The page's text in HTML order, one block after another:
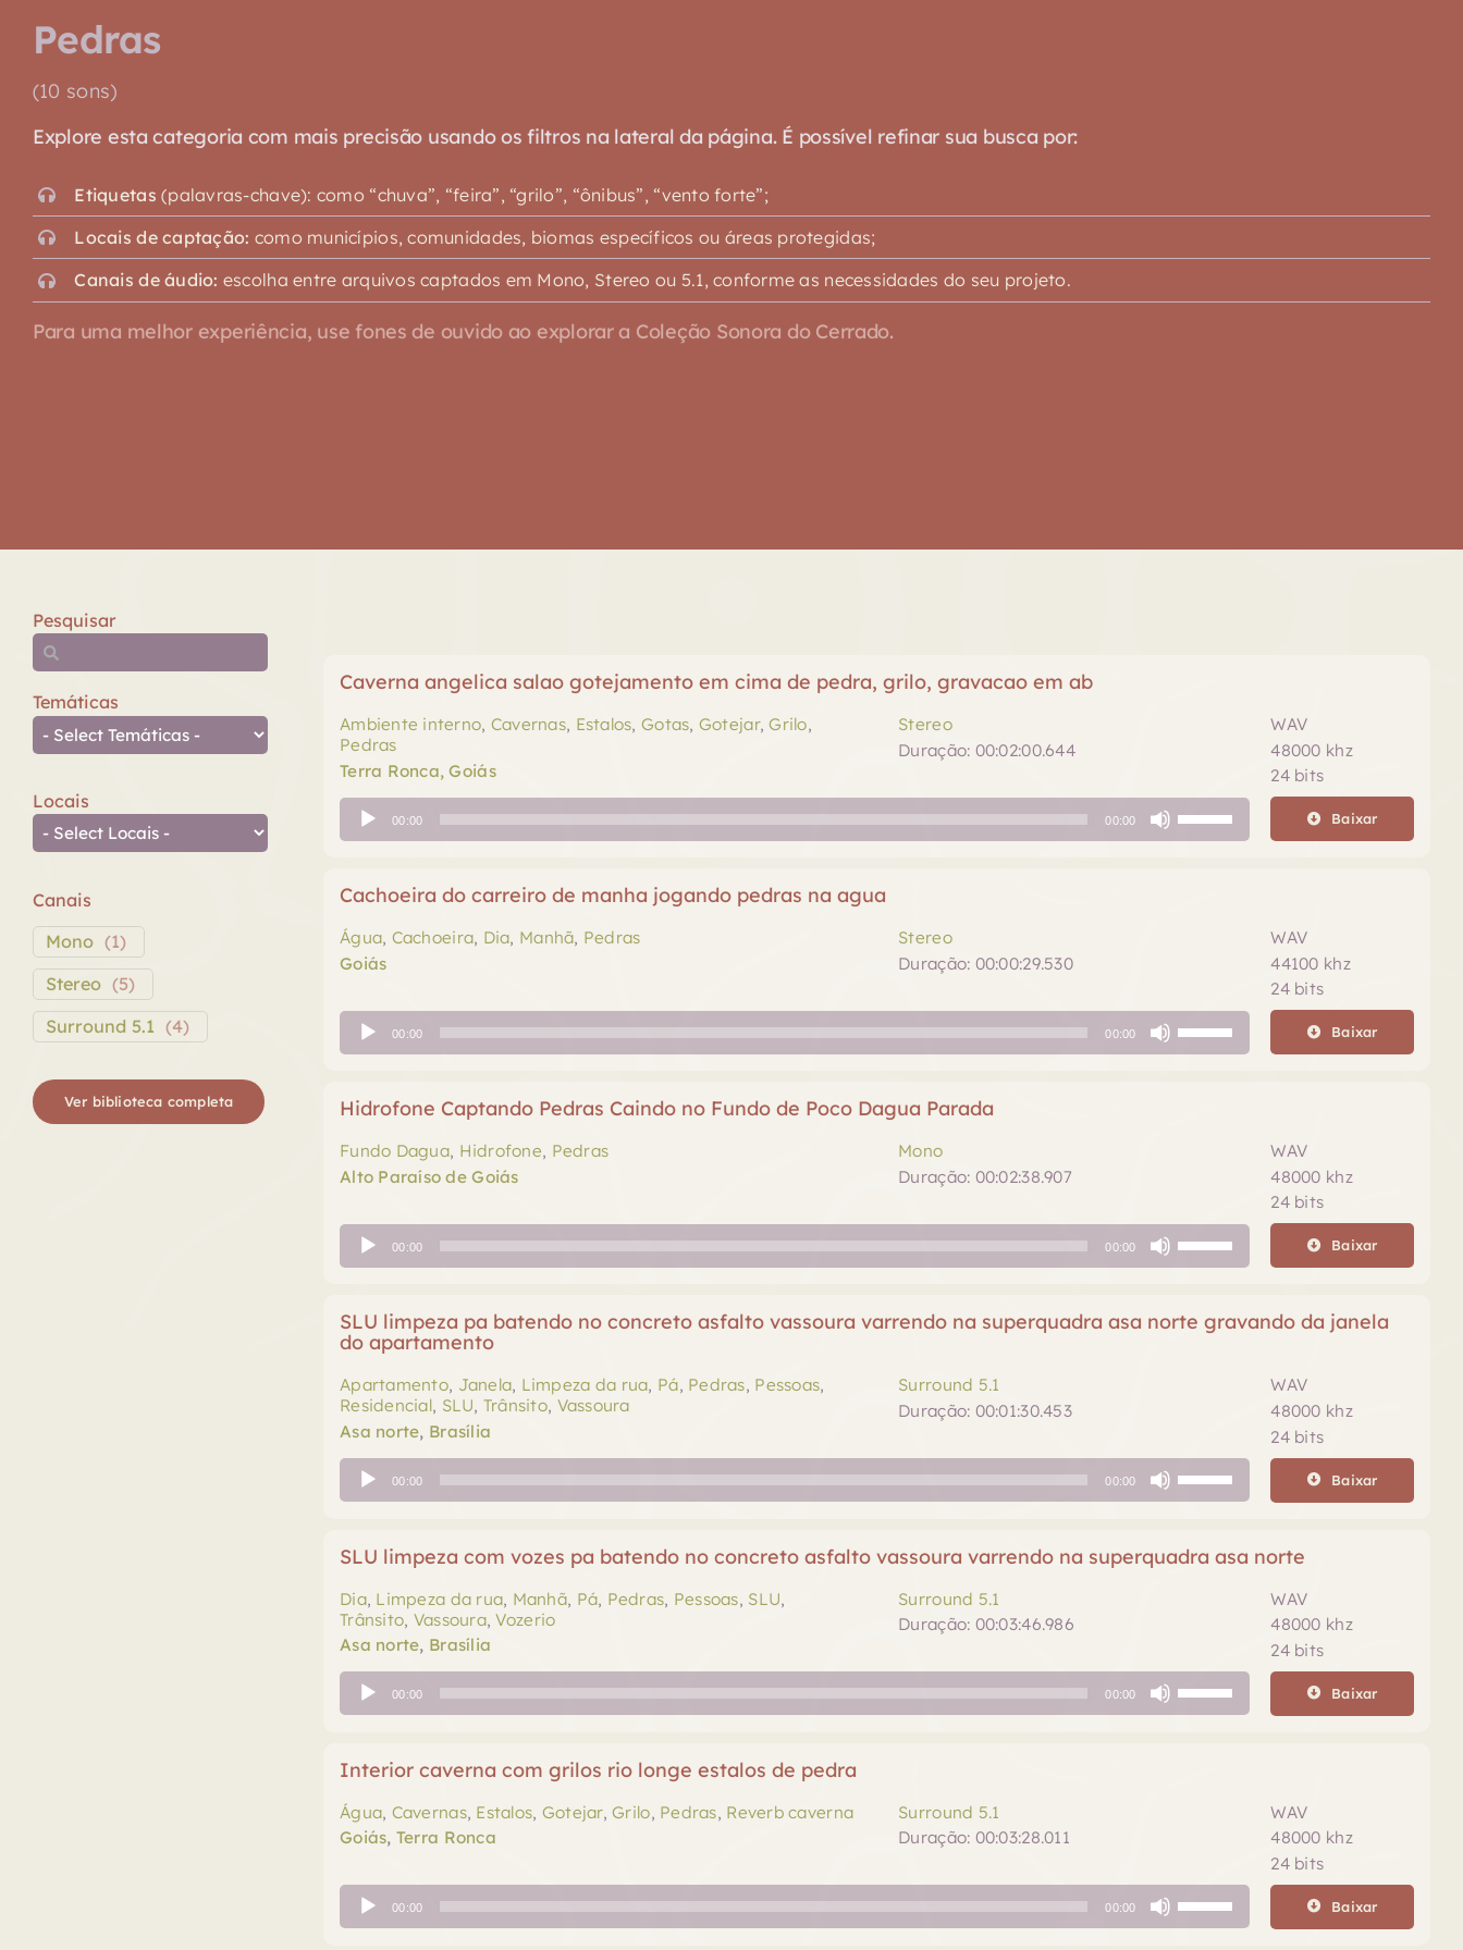
Pedras
(10 sons)
Explore esta categoria com mais precisão usando os filtros na lateral da página. É possível refinar sua busca por:
Etiquetas (palavras-chave): como “chuva”, “feira”, “grilo”, “ônibus”, “vento forte”;
Locais de captação: como municípios, comunidades, biomas específicos ou áreas protegidas;
Canais de áudio: escolha entre arquivos captados em Mono, Stereo ou 5.1, conforme as necessidades do seu projeto.
Para uma melhor experiência, use fones de ouvido ao explorar a Coleção Sonora do Cerrado.
Pesquisar
Temáticas
Locais
Canais
Mono (1)
Stereo (5)
Surround 5.1 (4)
Ver biblioteca completa
Caverna angelica salao gotejamento em cima de pedra, grilo, gravacao em ab
Ambiente interno, Cavernas, Estalos,Gotas, Gotejar,Grilo,
Pedras
Terra Ronca, Goiás
Stereo
Duração: 00:02:00.644
WAV
48000 khz
24 bits
Tocador
de
00:00 00:00
para
aumentar
ou
Baixar
Cachoeira do carreiro de manha jogando pedras na agua
Água, Cachoeira, Dia, Manhã, Pedras
Goiás
Stereo
Duração: 00:00:29.530
WAV
44100 khz
24 bits
Tocador
de
00:00 00:00
para
aumentar
ou
o
Baixar
Hidrofone Captando Pedras Caindo no Fundo de Poco Dagua Parada
Fundo Dagua, Hidrofone, Pedras
Alto Paraíso de Goiás
Mono
Duração: 00:02:38.907
WAV
48000 khz
24 bits
Tocador
de
00:00 00:00
cima
aumentar
ou
volume.
Baixar
SLU limpeza pa batendo no concreto asfalto vassoura varrendo na superquadra asa norte gravando da janela
do apartamento
Apartamento, Janela, Limpeza da rua, Pá, Pedras, Pessoas,
Residencial, SLU, Trânsito, Vassoura
Asa norte, Brasília
Surround 5.1
Duração: 00:01:30.453
WAV
48000 khz
24 bits
Tocador
de
00:00 00:00
para
cima
para
aumentar
ou
Baixar
SLU limpeza com vozes pa batendo no concreto asfalto vassoura varrendo na superquadra asa norte
Dia, Limpeza da rua, Manhã, Pá, Pedras, Pessoas, SLU,
Trânsito, Vassoura,Vozerio
Asa norte, Brasília
Surround 5.1
Duração: 00:03:46.986
WAV
48000 khz
24 bits
Tocador
de
00:00 00:00
para
aumentar
ou
Baixar
Interior caverna com grilos rio longe estalos de pedra
Água, Cavernas, Estalos, Gotejar,Grilo, Pedras, Reverb caverna
Goiás, Terra Ronca
Surround 5.1
Duração: 00:03:28.011
WAV
48000 khz
24 bits
Tocador
de
00:00 00:00 Baixar